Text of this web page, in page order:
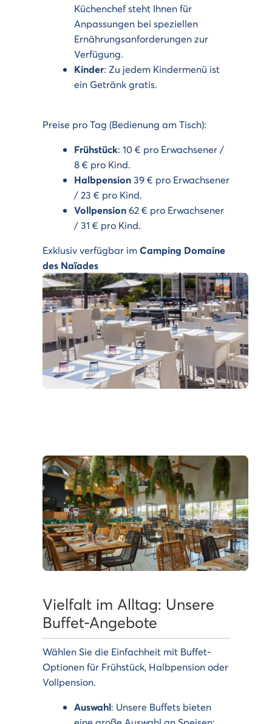
Küchenchef steht Ihnen für
Anpassungen bei speziellen
Ernährungsanforderungen zur
Verfügung.
Kinder: Zu jedem Kindermenü ist
ein Getränk gratis.
Preise pro Tag (Bedienung am Tisch):
Frühstück: 10 € pro Erwachsener /
8 € pro Kind.
Halbpension39 € pro Erwachsener
/ 23 € pro Kind.
Vollpension62 € pro Erwachsener
/ 31 € pro Kind.
Exklusiv verfügbar imCamping Domaine
des Naïades
Vielfalt im Alltag: Unsere
Buffet-Angebote
Wählen Sie die Einfachheit mit Buffet-
Optionen für Frühstück, Halbpension oder
Vollpension.
Auswahl: Unsere Buffets bieten